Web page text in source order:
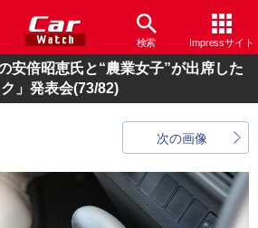
検索 Impressサイト
安倍昭恵氏と“農業女子”が出席した
」発表会(73/82)
次の画像